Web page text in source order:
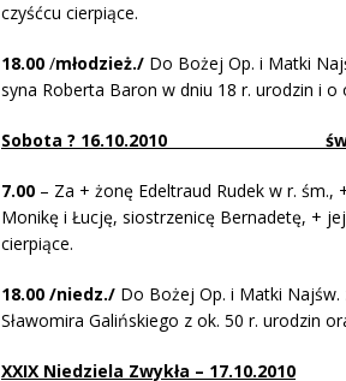
czyśćcu cierpiące.
18.00 /młodzież./ Do Bożej Op. i Matki
syna Roberta Baron w dniu 18 r. urodzin i o
Sobota ? 16.10.2010 św.
7.00 – Za + żonę Edeltraud Rudek w r.
Monikę i Łucję, siostrzenicę Bernadetę, +
cierpiące.
18.00 /niedz./ Do Bożej Op. i Matki Najśw.
Sławomira Galińskiego z ok. 50 r. urodzin
XXIX Niedziela Zwykła – 17.10.2010